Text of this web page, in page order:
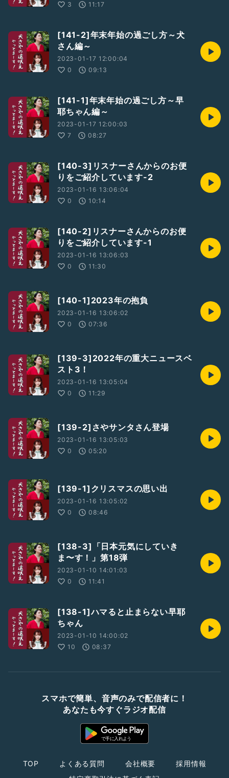
3
11:17
[141-2]年末年始の過ごし方～犬
さん編～
2023-01-17 12:00:04
0
09:13
[141-1]年末年始の過ごし方～早
耶ちゃん編～
2023-01-17 12:00:03
7
08:27
[140-3]リスナーさんからのお便
りをご紹介しています-2
2023-01-16 13:06:04
0
10:14
[140-2]リスナーさんからのお便
りをご紹介しています-1
2023-01-16 13:06:03
0
11:30
[140-1]2023年の抱負
2023-01-16 13:06:02
0
07:36
[139-3]2022年の重大ニュースベ
スト3！
2023-01-16 13:05:04
0
11:29
[139-2]さやサンタさん登場
2023-01-16 13:05:03
0
05:20
[139-1]クリスマスの思い出
2023-01-16 13:05:02
0
08:46
[138-3]「日本元気にしていき
ま〜す！」第18弾
2023-01-10 14:01:03
0
11:41
[138-1]ハマると止まらない早耶
ちゃん
2023-01-10 14:00:02
10
08:37
スマホで簡単、音声のみで配信者に！
あなたも今すぐラジオ配信
TOP よくある質問 会社概要
採用情報